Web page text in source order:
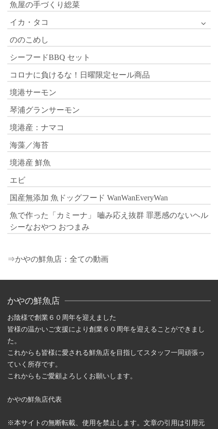
魚屋の手づくり総菜
イカ・タコ
ののこめし
シーフードBBQ セット
コロナに負けるな！日曜限定セール商品
境港サーモン
琴浦グランサーモン
境港産：ナマコ
海藻／海苔
境港産 鮮魚
エビ
国産無添加 魚ドッグフード WanWanEveryWan
魚で作った「カミーナ」 嚙み応え抜群 罪悪感のないヘル
シーなおやつ おつまみ
⇒かやの鮮魚店：全ての動画
かやの鮮魚店
お陰様で創業６０周年を迎えました
皆様の温かいご支援により創業６０周年を迎えることができまし
た。
これからも皆様に愛される鮮魚店を目指してスタッフ一同頑張っ
ていく所存です。
これからもご愛顧よろしくお願いします。
かやの鮮魚店代表
※本サイトの無断転載、使用を禁止します。文章の引用は引用元